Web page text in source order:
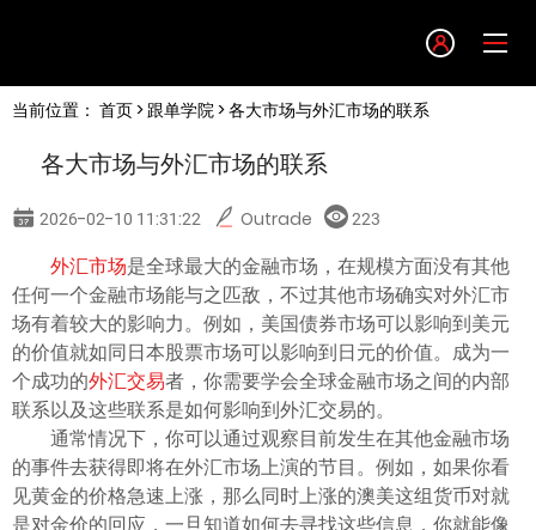
English
繁體中文
한글
日本語
Tiếng việt
当前位置： 首页> 跟单学院> 各大市场与外汇市场的联系
各大市场与外汇市场的联系
2026-02-10 11:31:22 Outrade 223
外汇市场是全球最大的金融市场，在规模方面没有其他
任何一个金融市场能与之匹敌，不过其他市场确实对外汇市
场有着较大的影响力。例如，美国债券市场可以影响到美元
的价值就如同日本股票市场可以影响到日元的价值。成为一
个成功的外汇交易者，你需要学会全球金融市场之间的内部
联系以及这些联系是如何影响到外汇交易的。
通常情况下，你可以通过观察目前发生在其他金融市场
的事件去获得即将在外汇市场上演的节目。例如，如果你看
见黄金的价格急速上涨，那么同时上涨的澳美这组货币对就
是对金价的回应，一旦知道如何去寻找这些信息，你就能像